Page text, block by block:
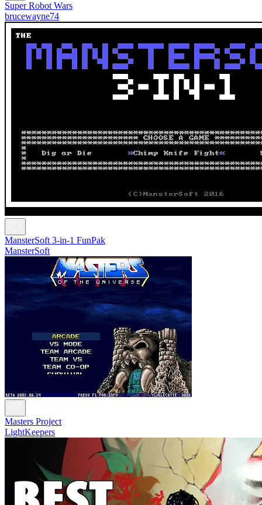
Super Robot Wars
brucewayne74
MansterSoft 3-in-1 FunPak
MansterSoft
Masters Project
LightKeepers